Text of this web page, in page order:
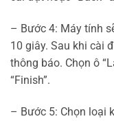
– Bước 4: Máy tính
10 giây. Sau khi cài
thông báo. Chọn ô
“Finish”.
– Bước 5: Chọn loại